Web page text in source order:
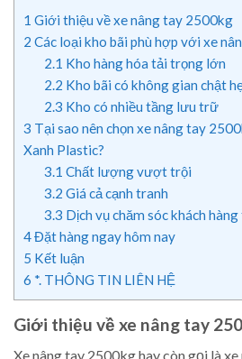
1 Giới thiệu về xe nâng tay 2500kg
2 Các loại kho bãi phù hợp với xe
2.1 Kho hàng hóa tải trọng lớn
2.2 Kho bãi có không gian chật
2.3 Kho có nhiều tầng lưu trữ
3 Tại sao nên chọn xe nâng tay
Xanh Plastic?
3.1 Chất lượng vượt trội
3.2 Giá cả cạnh tranh
3.3 Dịch vụ chăm sóc khách
4Đặt hàng ngay hôm nay
5 Kết luận
6 *. THÔNG TIN LIÊN HỆ
Giới thiệu về xe nâng tay
Xe nâng tay 2500kg hay còn gọi là